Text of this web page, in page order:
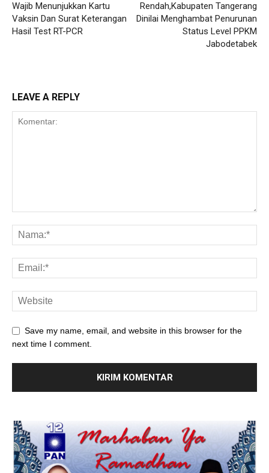
Wajib Menunjukkan Kartu
Vaksin Dan Surat Keterangan
Hasil Test RT-PCR
Rendah,Kabupaten Tangerang
Dinilai Menghambat Penurunan
Status Level PPKM
Jabodetabek
LEAVE A REPLY
Save my name, email, and website in this browser for the
next time I comment.